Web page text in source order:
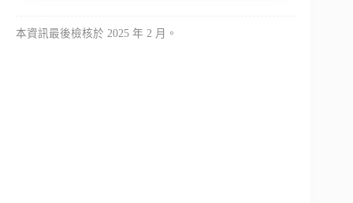
本資訊最後檢核於 2025 年 2 月。